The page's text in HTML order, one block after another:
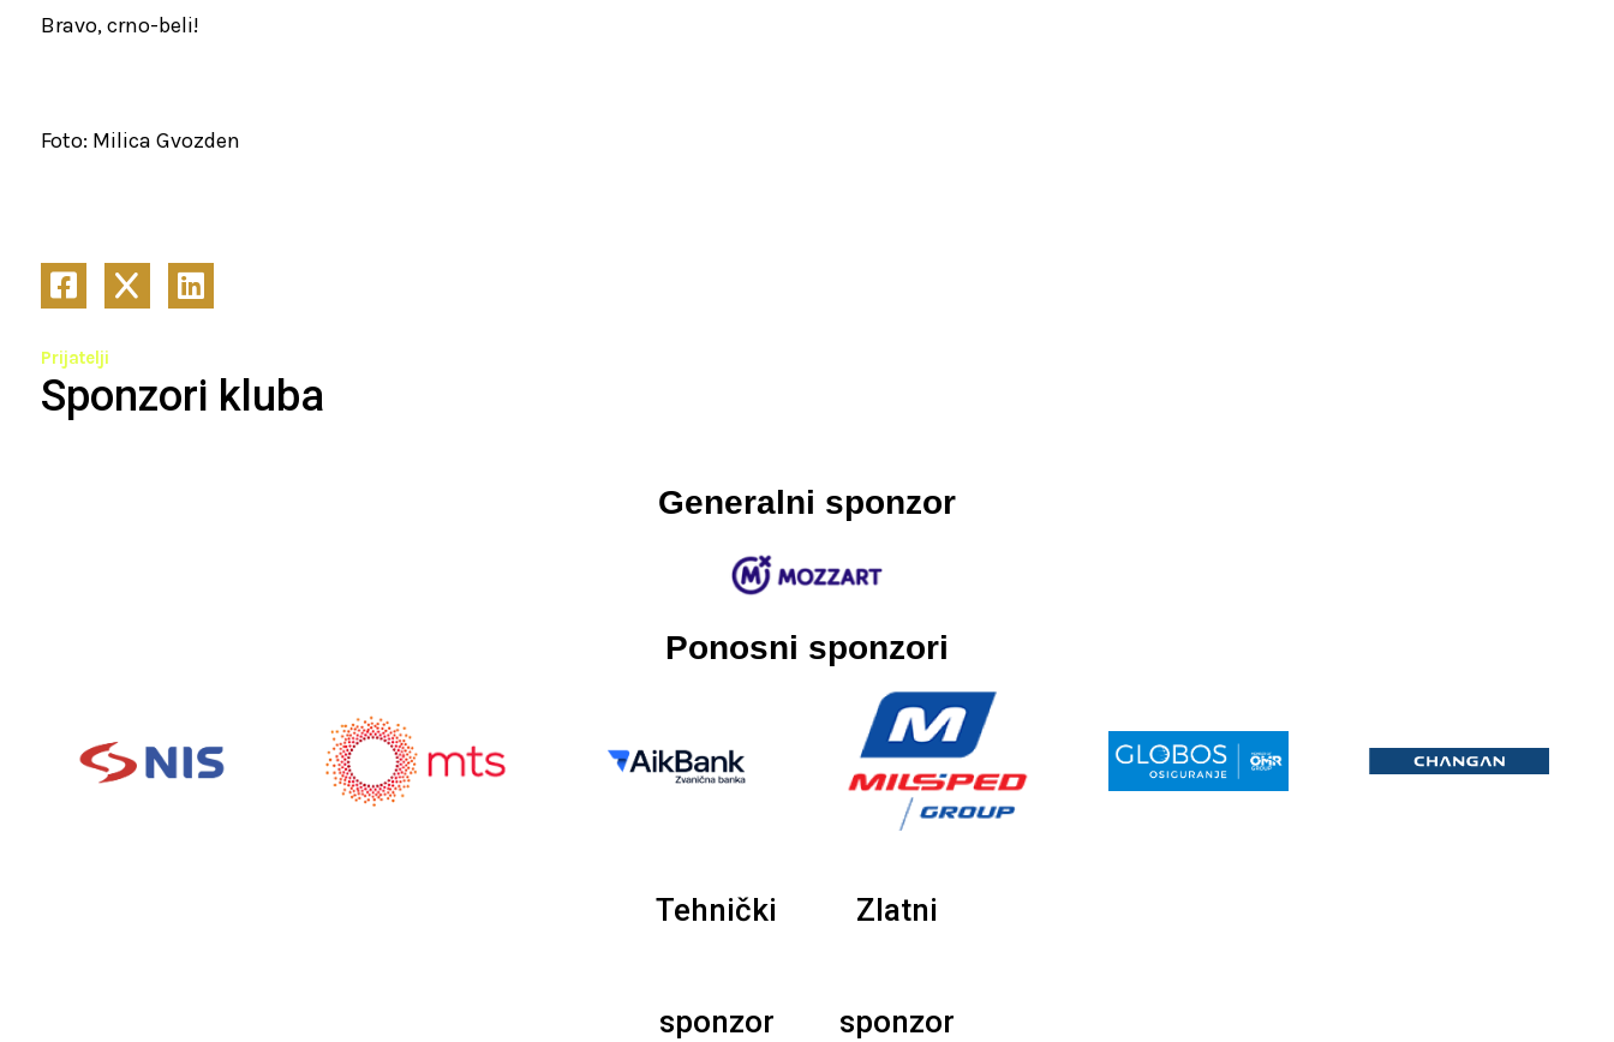
Bravo, crno-beli!
Foto: Milica Gvozden
Prijatelji
Sponzori kluba
Generalni sponzor
Ponosni sponzori
Tehnički
sponzor
Zlatni
sponzor